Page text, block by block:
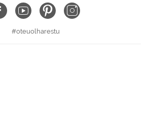
#oteuolharestu